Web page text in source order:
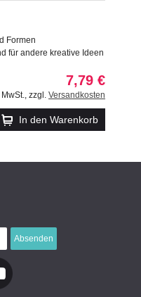
Formen
für andere kreative Ideen
7,79 €
zzgl. Versandkosten
In den Warenkorb
Absenden